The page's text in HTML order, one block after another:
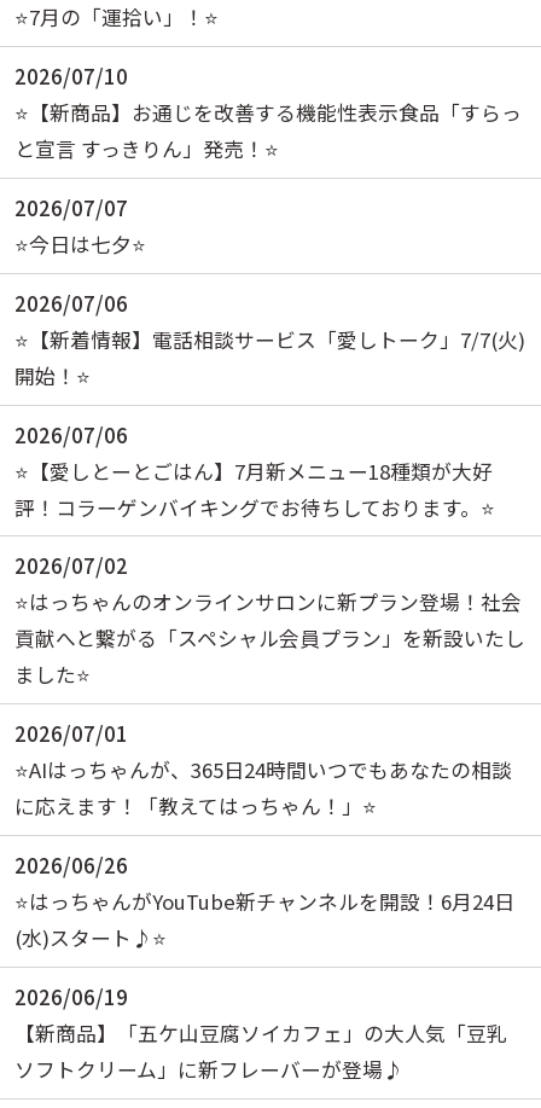
⭐️7月の「運拾い」！⭐️
2026/07/10
⭐️【新商品】お通じを改善する機能性表示食品「すらっ
と宣言 すっきりん」発売！⭐️
2026/07/07
⭐️今日は七夕⭐️
2026/07/06
⭐️【新着情報】電話相談サービス「愛しトーク」7/7(火)
開始！⭐️
2026/07/06
⭐️【愛しとーとごはん】7月新メニュー18種類が大好
評！コラーゲンバイキングでお待ちしております。⭐️
2026/07/02
⭐️はっちゃんのオンラインサロンに新プラン登場！社会
貢献へと繋がる「スペシャル会員プラン」を新設いたし
ました⭐️
2026/07/01
⭐️AIはっちゃんが、365日24時間いつでもあなたの相談
に応えます！「教えてはっちゃん！」⭐️
2026/06/26
⭐️はっちゃんがYouTube新チャンネルを開設！6月24日
(水)スタート♪⭐️
2026/06/19
【新商品】「五ケ山豆腐ソイカフェ」の大人気「豆乳
ソフトクリーム」に新フレーバーが登場♪